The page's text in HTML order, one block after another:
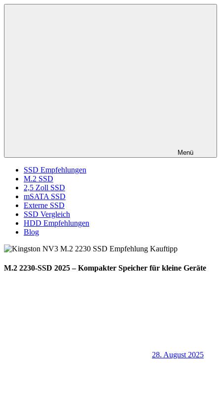
Zum
Menü
SSD Empfehlungen
M.2 SSD
2,5 Zoll SSD
mSATA SSD
Externe SSD
SSD Vergleich
HDD Empfehlungen
Blog
M.2 2230-SSD 2025 – Kompakter Speicher für kleine Geräte
28. August 2025